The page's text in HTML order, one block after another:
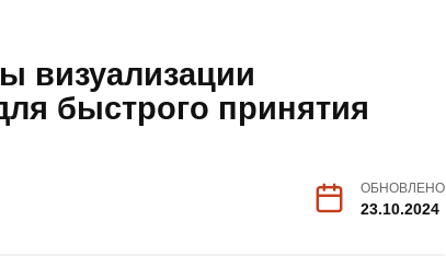
визуализации
быстрого принятия
ОБНОВЛЕНО
23.10.2024